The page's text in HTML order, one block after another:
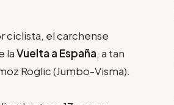
ciclista, el carchense
laVuelta a España, a tan
Roglic (Jumbo-Visma).